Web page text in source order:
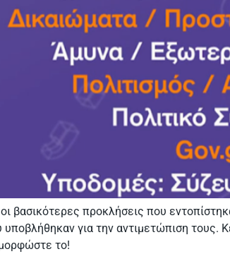
βασικότερες προκλήσεις που
για την αντιμετώπιση
το!